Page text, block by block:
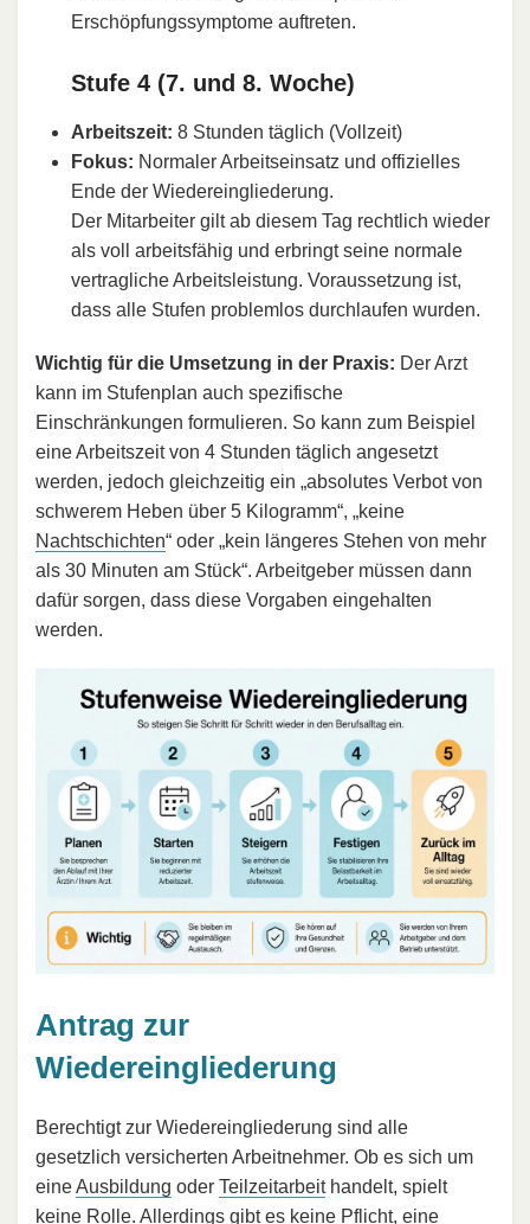
Erschöpfungssymptome auftreten.
Stufe 4 (7. und 8. Woche)
Arbeitszeit: 8 Stunden täglich (Vollzeit)
Fokus: Normaler Arbeitseinsatz und offizielles
Ende der Wiedereingliederung.
Der Mitarbeiter gilt ab diesem Tag rechtlich wieder
als voll arbeitsfähig und erbringt seine normale
vertragliche Arbeitsleistung. Voraussetzung ist,
dass alle Stufen problemlos durchlaufen wurden.
Wichtig für die Umsetzung in der Praxis: Der Arzt
kann im Stufenplan auch spezifische
Einschränkungen formulieren. So kann zum Beispiel
eine Arbeitszeit von 4 Stunden täglich angesetzt
werden, jedoch gleichzeitig ein „absolutes Verbot von
schwerem Heben über 5 Kilogramm“, „keine
Nachtschichten“ oder „kein längeres Stehen von mehr
als 30 Minuten am Stück“. Arbeitgeber müssen dann
dafür sorgen, dass diese Vorgaben eingehalten
werden.
Antrag zur
Wiedereingliederung
Berechtigt zur Wiedereingliederung sind alle
gesetzlich versicherten Arbeitnehmer. Ob es sich um
eineAusbildung oder Teilzeitarbeithandelt, spielt
keine Rolle. Allerdings gibt es keine Pflicht, eine